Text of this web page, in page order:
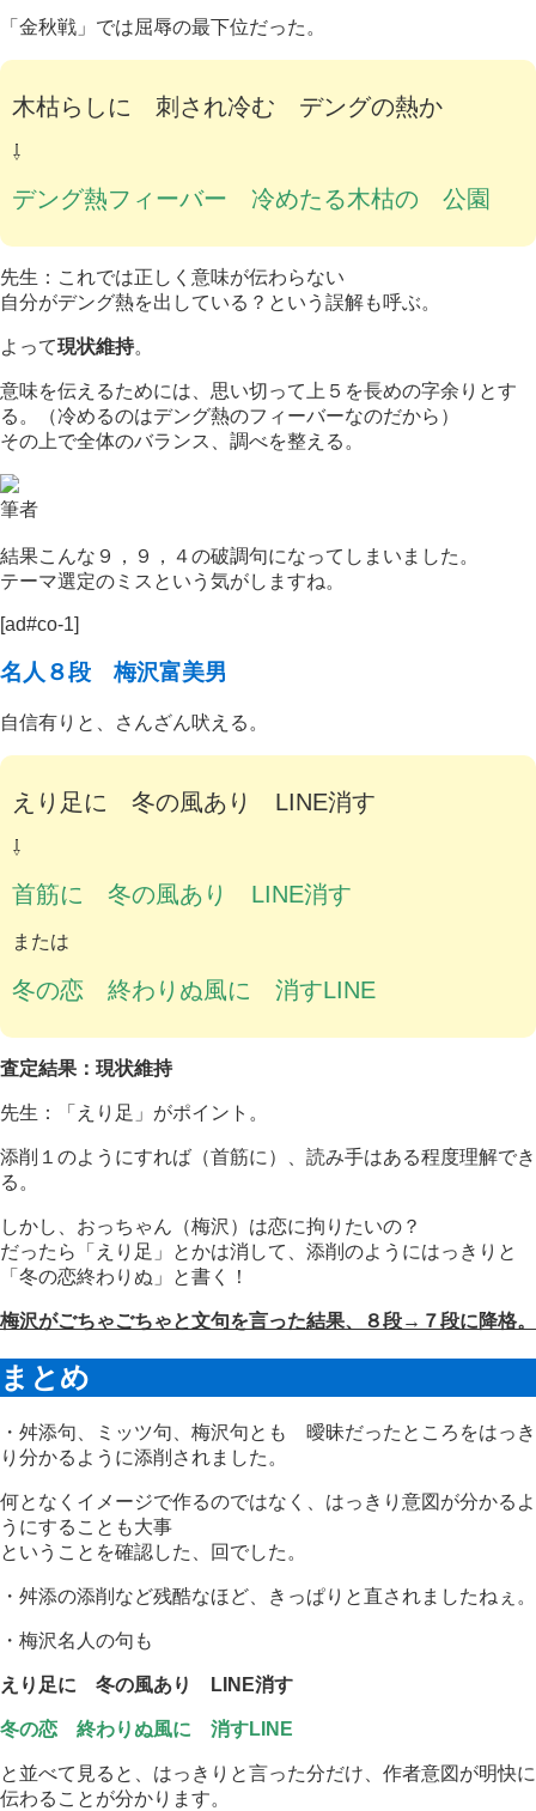
「金秋戦」では屈辱の最下位だった。
木枯らしに 刺され冷む デングの熱か
⇩
デング熱フィーバー 冷めたる木枯の 公園
先生：これでは正しく意味が伝わらない
自分がデング熱を出している？という誤解も呼ぶ。
よって現状維持。
意味を伝えるためには、思い切って上５を長めの字余りとす
る。（冷めるのはデング熱のフィーバーなのだから）
その上で全体のバランス、調べを整える。
筆者
結果こんな９，９，４の破調句になってしまいました。
テーマ選定のミスという気がしますね。
[ad#co-1]
名人８段 梅沢富美男
自信有りと、さんざん吠える。
えり足に 冬の風あり LINE消す
⇩
首筋に 冬の風あり LINE消す
または
冬の恋 終わりぬ風に 消すLINE
査定結果：現状維持
先生：「えり足」がポイント。
添削１のようにすれば（首筋に）、読み手はある程度理解でき
る。
しかし、おっちゃん（梅沢）は恋に拘りたいの？
だったら「えり足」とかは消して、添削のようにはっきりと
「冬の恋終わりぬ」と書く！
梅沢がごちゃごちゃと文句を言った結果、８段→７段に降格。
まとめ
・舛添句、ミッツ句、梅沢句とも 曖昧だったところをはっき
り分かるように添削されました。
何となくイメージで作るのではなく、はっきり意図が分かるよ
うにすることも大事
ということを確認した、回でした。
・舛添の添削など残酷なほど、きっぱりと直されましたねぇ。
・梅沢名人の句も
えり足に 冬の風あり LINE消す
冬の恋 終わりぬ風に 消すLINE
と並べて見ると、はっきりと言った分だけ、作者意図が明快に
伝わることが分かります。